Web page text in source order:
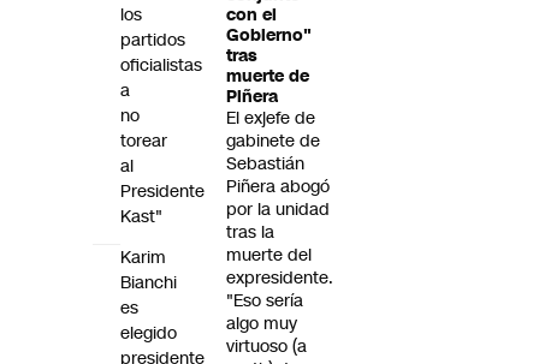
con el
Gobierno"
tras
muerte de
Piñera
El exjefe de
gabinete de
Sebastián
Piñera abogó
por la unidad
tras la
muerte del
expresidente.
"Eso sería
algo muy
virtuoso (a
los
partidos
oficialistas
a
no
torear
al
Presidente
Kast"
Karim
Bianchi
es
elegido
presidente